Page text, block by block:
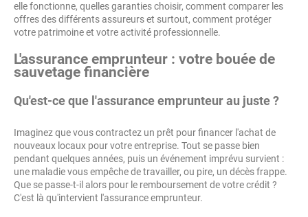
elle fonctionne, quelles garanties choisir, comment comparer les
offres des différents assureurs et surtout, comment protéger
votre patrimoine et votre activité professionnelle.
L'assurance emprunteur : votre bouée de
sauvetage financière
Qu'est-ce que l'assurance emprunteur au juste ?
Imaginez que vous contractez un prêt pour financer l'achat de
nouveaux locaux pour votre entreprise. Tout se passe bien
pendant quelques années, puis un événement imprévu survient :
une maladie vous empêche de travailler, ou pire, un décès frappe.
Que se passe-t-il alors pour le remboursement de votre crédit ?
C'est là qu'intervient l'assurance emprunteur.